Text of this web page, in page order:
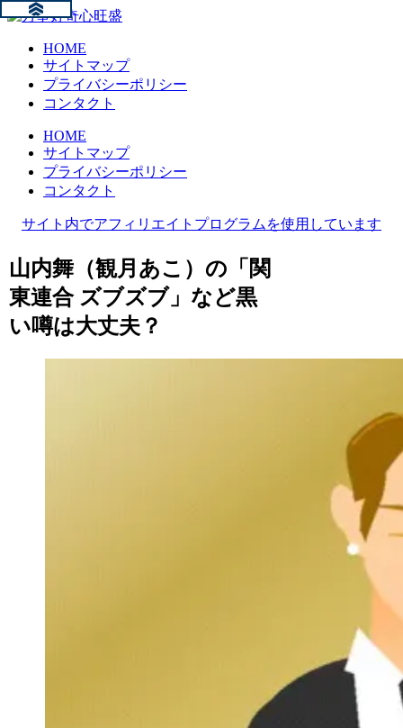
HOME
サイトマップ
プライバシーポリシー
コンタクト
HOME
サイトマップ
プライバシーポリシー
コンタクト
サイト内でアフィリエイトプログラムを使用しています
山内舞（観月あこ）の「関
東連合 ズブズブ」など黒
い噂は大丈夫？